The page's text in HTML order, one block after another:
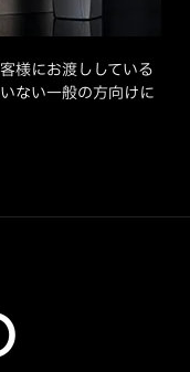
様にお渡ししている
ない一般の方向けに